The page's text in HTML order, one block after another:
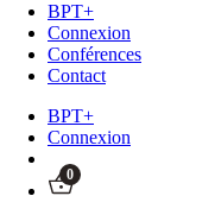
BPT+
Connexion
Conférences
Contact
BPT+
Connexion
0